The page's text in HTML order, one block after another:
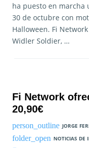
ha puesto en marcha
30 de octubre con
Halloween. Fi
Widler Soldier, …
Fi Network
20,90€
JORGE
NOTICIAS DE